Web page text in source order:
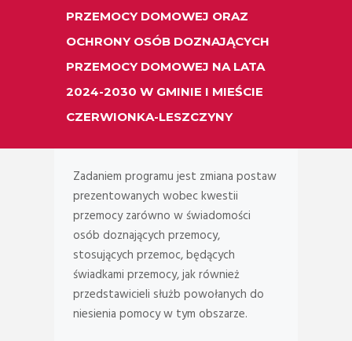
PRZEMOCY DOMOWEJ ORAZ
OCHRONY OSÓB DOZNAJĄCYCH
PRZEMOCY DOMOWEJ NA LATA
2024-2030 W GMINIE I MIEŚCIE
CZERWIONKA-LESZCZYNY
Zadaniem programu jest zmiana postaw
prezentowanych wobec kwestii
przemocy zarówno w świadomości
osób doznających przemocy,
stosujących przemoc, będących
świadkami przemocy, jak również
przedstawicieli służb powołanych do
niesienia pomocy w tym obszarze.